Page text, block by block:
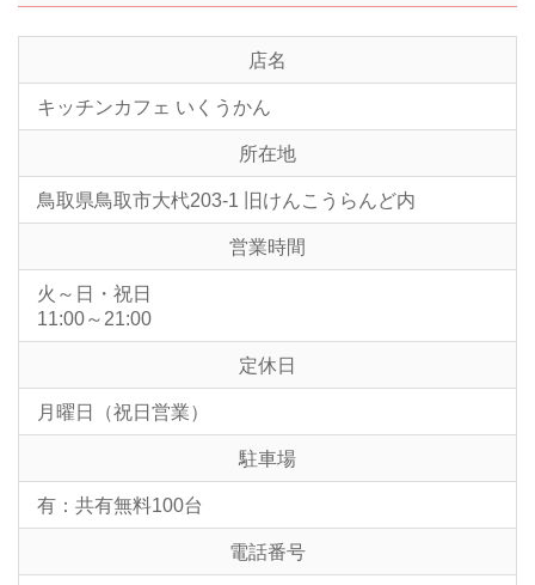
店名
キッチンカフェ いくうかん
所在地
鳥取県鳥取市大杙203-1 旧けんこうらんど内
営業時間
火～日・祝日
11:00～21:00
定休日
月曜日（祝日営業）
駐車場
有：共有無料100台
電話番号